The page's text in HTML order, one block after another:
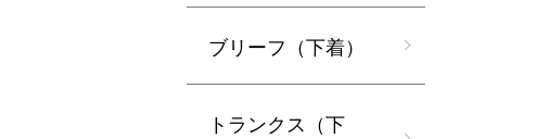
ブリーフ（下着）
トランクス（下